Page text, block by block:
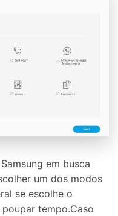
em busca
um dos modos
se escolhe o
tempo.Caso